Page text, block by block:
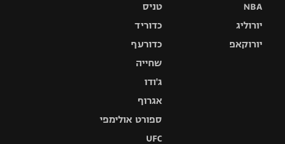
NBA
יורוליג
יורוקאפ
טניס
כדוריד
כדורעף
שחייה
ג'ודו
אגרוף
ספורט אולימפי
UFC